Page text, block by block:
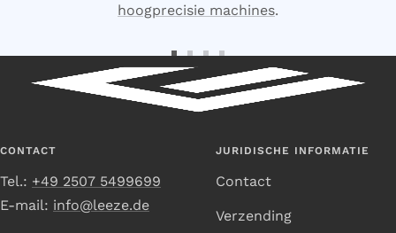
hoogprecisie machines.
Ga
naar
dia
Ga
naar
dia
naar
dia
naar
dia
CONTACT
Tel.: +49 2507 5499699
E-mail: info@leeze.de
JURIDISCHE INFORMATIE
Contact
Verzending